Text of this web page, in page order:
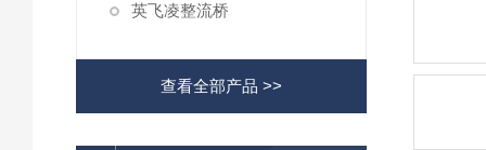
英飞凌整流桥
查看全部产品 >>